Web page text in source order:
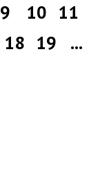
9 10 11
18 19 ...